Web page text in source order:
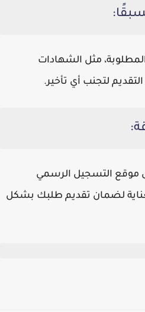
مثل الشهادات
لتجنب أي تأخير.
موقع التسجيل الرسمي
لضمان تقديم طلبك بشكل